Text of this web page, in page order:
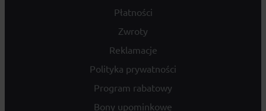
Płatności
Zwroty
Reklamacje
Polityka prywatności
Program rabatowy
Bony upominkowe